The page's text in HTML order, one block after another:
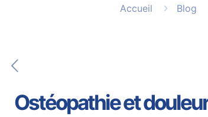
Accueil Blog
Ostéopathie et